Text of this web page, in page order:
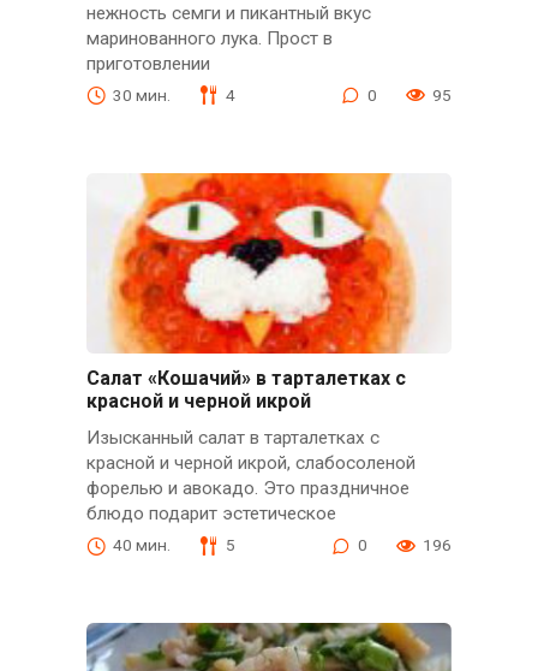
нежность семги и пикантный вкус
маринованного лука. Прост в
приготовлении
30 мин. 4 0 95
Салат «Кошачий» в тарталетках с
красной и черной икрой
Изысканный салат в тарталетках с
красной и черной икрой, слабосоленой
форелью и авокадо. Это праздничное
блюдо подарит эстетическое
40 мин. 5 0 196